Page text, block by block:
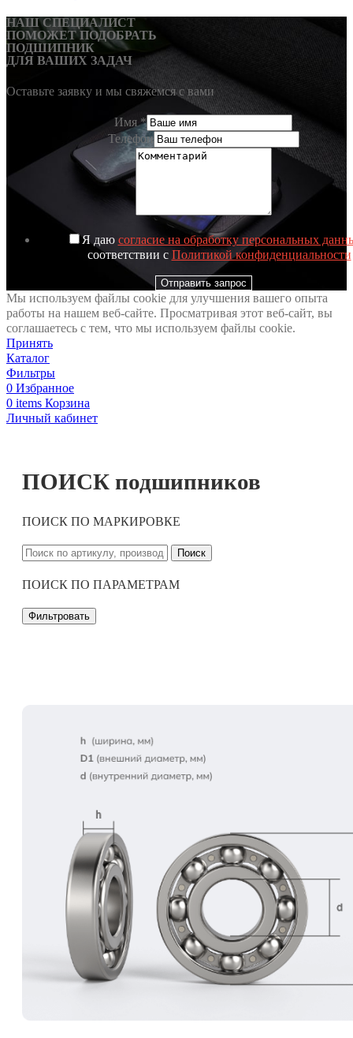
НАШ СПЕЦИАЛИСТ
ПОМОЖЕТ ПОДОБРАТЬ
ПОДШИПНИК
ДЛЯ ВАШИХ ЗАДАЧ
Оставьте заявку и мы свяжемся с вами
Имя*
Телефон
Я даю согласие на обработку персональных
соответствии с Политикой конфиденциальности
Отправить запрос
Мы используем файлы cookie для улучшения вашего опыта
работы на нашем веб-сайте. Просматривая этот веб-сайт, вы
соглашаетесь с тем, что мы используем файлы cookie.
Принять
Каталог
Фильтры
0 Избранное
0 items Корзина
Личный кабинет
ПОИСК подшипников
ПОИСК ПО МАРКИРОВКЕ
Поиск
ПОИСК ПО ПАРАМЕТРАМ
Фильтровать